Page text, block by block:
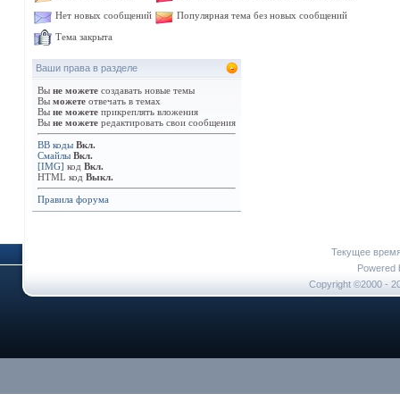
Нет новых сообщений
Популярная тема без новых сообщений
Тема закрыта
Ваши права в разделе
Вы не можете создавать новые темы
Вы можете отвечать в темах
Вы не можете прикреплять вложения
Вы не можете редактировать свои сообщения
BB коды Вкл.
Смайлы Вкл.
[IMG] код Вкл.
HTML код Выкл.
Правила форума
Текущее
Powered
Copyright ©2000 -